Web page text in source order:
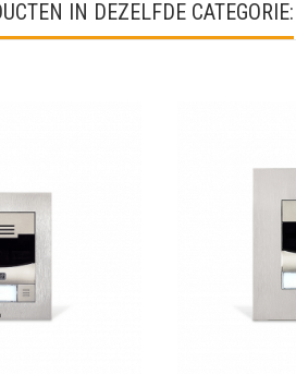
IN DEZELFDE CATEGORIE: